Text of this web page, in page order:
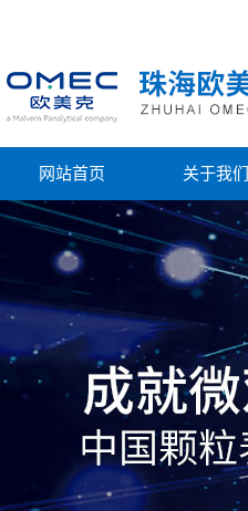
网站首页 关于我们